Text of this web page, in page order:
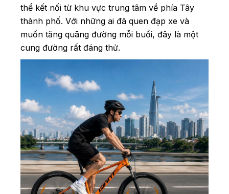
thể kết nối từ khu vực trung tâm về phía Tây
thành phố. Với những ai đã quen đạp xe và
muốn tăng quãng đường mỗi buổi, đây là một
cung đường rất đáng thử.